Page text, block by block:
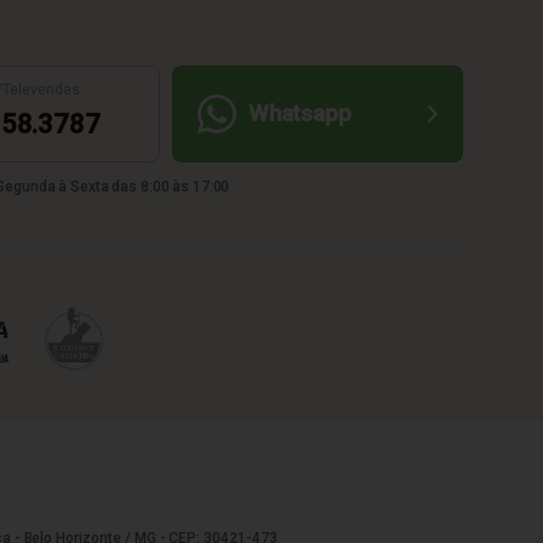
Whatsapp
à Sexta das 8:00 às 17:00
- Belo Horizonte / MG - CEP: 30421-473